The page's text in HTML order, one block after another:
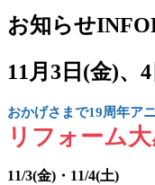
お知らせ
11月3日(金)、
おかげさまで19周年ア
リフォーム
11/3(金)・11/4(土)